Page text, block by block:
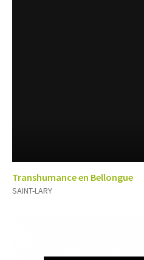
Transhumance en Bellongue
SAINT-LARY